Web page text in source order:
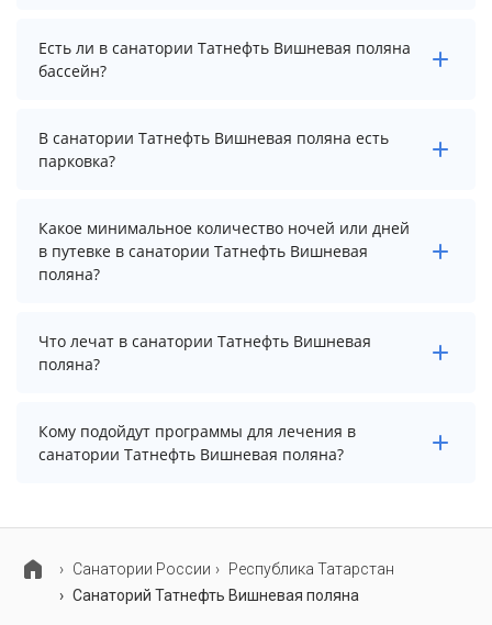
Заезд возможен после 8:00, а выезд необходимо
осуществить до 7:00.
Есть ли в санатории Татнефть Вишневая поляна
бассейн?
В санатории Татнефть Вишневая поляна есть крытый
бассейн.
В санатории Татнефть Вишневая поляна есть
парковка?
В санатории Татнефть Вишневая поляна нет
парковки.
Какое минимальное количество ночей или дней
в путевке в санатории Татнефть Вишневая
поляна?
Минимальный срок путевки зависит от выбранного
тарифа. Для тарифа с лечением рекомендуем
Что лечат в санатории Татнефть Вишневая
поляна?
Основные профили лечения в санатории: болезни
крови и кроветворных органов, органы дыхания и
нервная система.
Кому подойдут программы для лечения в
санатории Татнефть Вишневая поляна?
лечения взрослых и детей.
Cанатории России
Республика Татарстан
Санаторий Татнефть Вишневая поляна